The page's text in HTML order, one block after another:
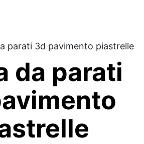
parati 3d pavimento piastrelle
da parati